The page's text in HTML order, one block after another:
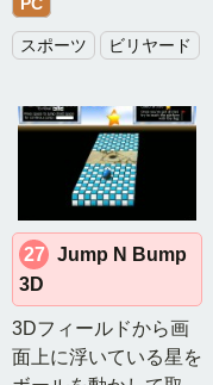
スポーツ ビリヤード
27
Jump N Bump
3D
3Dフィールドから画
面上に浮いている星を